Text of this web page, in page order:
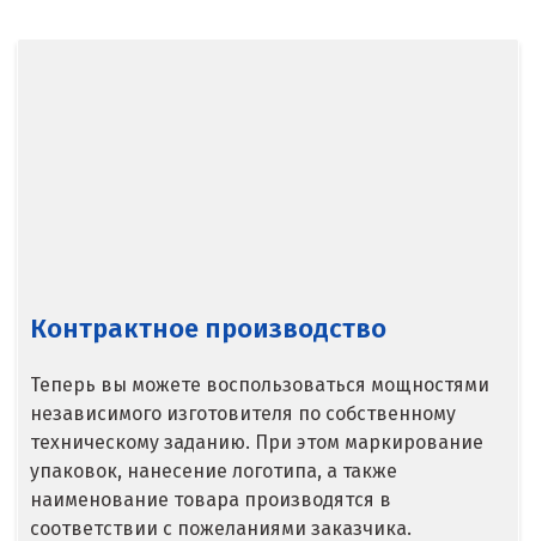
Краснодар
Краснотурьинск
Красноуфимск
Красноярск
Контрактное производство
Теперь вы можете воспользоваться мощностями
независимого изготовителя по собственному
техническому заданию. При этом маркирование
упаковок, нанесение логотипа, а также
наименование товара производятся в
соответствии с пожеланиями заказчика.